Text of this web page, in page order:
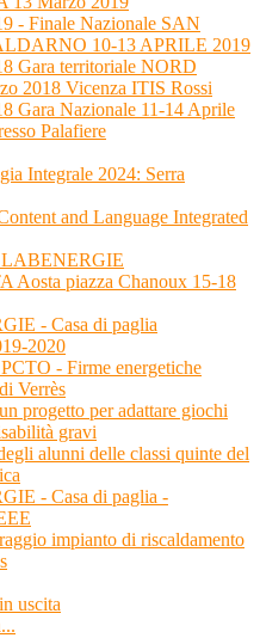
- Finale Nazionale SAN
10-13 APRILE 2019
Gara territoriale NORD
2018 Vicenza ITIS Rossi
Gara Nazionale 11-14 Aprile
Palafiere
Integrale 2024: Serra
and Language Integrated
LABENERGIE
Aosta piazza Chanoux 15-18
- Casa di paglia
2020
- Firme energetiche
Verrès
progetto per adattare giochi
gravi
alunni delle classi quinte del
- Casa di paglia -
impianto di riscaldamento
uscita